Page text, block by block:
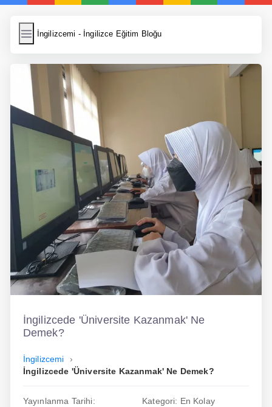
İngilizcemi - İngilizce Eğitim Bloğu
İngilizcemi
Resim Yükle
Wordpress Cache
Anasayfa
İngilizce Yemek Tarifleri
İngilizce Şarkı Sözleri
5 Günde İngilizce
Bilinçaltı İngilizce
İngilizce Biyografiler
İngilizce
Dil Eğitimi
En Hızlı İngilizce
İngilizcede 'Üniversite Kazanmak' Ne
Demek?
İngilizcemi
İngilizcede 'Üniversite Kazanmak' Ne Demek?
Yayınlanma Tarihi:
Kategori: En Kolay